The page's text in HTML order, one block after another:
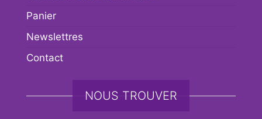
Panier
Newslettres
Contact
NOUS TROUVER